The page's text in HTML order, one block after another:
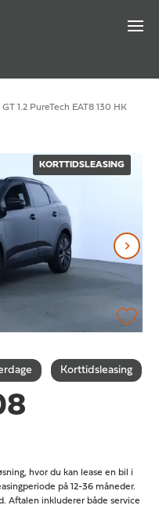
1.2 PureTech EAT8 130 HK
KORTTIDSLEASING
Korttidsleasing
hvor du kan lease en bil i
på 12-36 måneder.
Aftalen inkluderer både service